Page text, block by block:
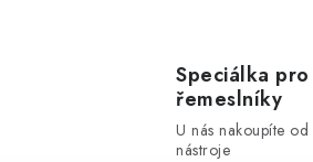
Speciálka pro
řemeslníky
U nás nakoupíte
nástroje